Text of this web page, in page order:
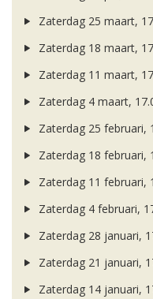
Zaterdag 25 maart,
Zaterdag 18 maart,
Zaterdag 11 maart,
Zaterdag 4 maart,
Zaterdag 25 februari,
Zaterdag 18 februari,
Zaterdag 11 februari,
Zaterdag 4 februari,
Zaterdag 28 januari,
Zaterdag 21 januari,
Zaterdag 14 januari,